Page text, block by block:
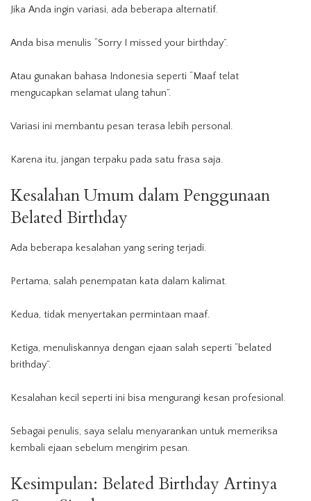
Jika Anda ingin variasi, ada beberapa alternatif.
Anda bisa menulis “Sorry I missed your birthday”.
Atau gunakan bahasa Indonesia seperti “Maaf telat
mengucapkan selamat ulang tahun”.
Variasi ini membantu pesan terasa lebih personal.
Karena itu, jangan terpaku pada satu frasa saja.
Kesalahan Umum dalam Penggunaan
Belated Birthday
Ada beberapa kesalahan yang sering terjadi.
Pertama, salah penempatan kata dalam kalimat.
Kedua, tidak menyertakan permintaan maaf.
Ketiga, menuliskannya dengan ejaan salah seperti “belated
brithday”.
Kesalahan kecil seperti ini bisa mengurangi kesan profesional.
Sebagai penulis, saya selalu menyarankan untuk memeriksa
kembali ejaan sebelum mengirim pesan.
Kesimpulan: Belated Birthday Artinya